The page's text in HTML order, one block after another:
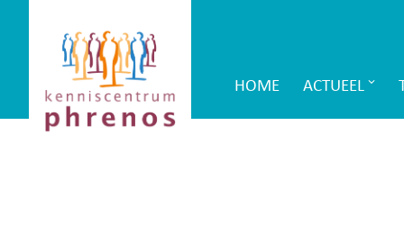
Phrenos
website
Main
HOME ACTUEEL